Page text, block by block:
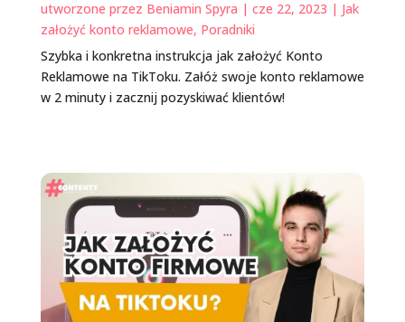
utworzone przez Beniamin Spyra | cze 22, 2023 | Jak
założyć konto reklamowe, Poradniki
Szybka i konkretna instrukcja jak założyć Konto
Reklamowe na TikToku. Załóż swoje konto reklamowe
w 2 minuty i zacznij pozyskiwać klientów!